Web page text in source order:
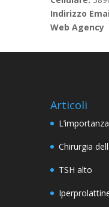
Indirizzo
Web Agency
Articoli
Chirurgia
TSH alto